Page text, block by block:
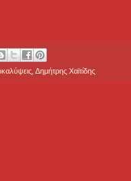
Δημήτρης Χαϊτίδης